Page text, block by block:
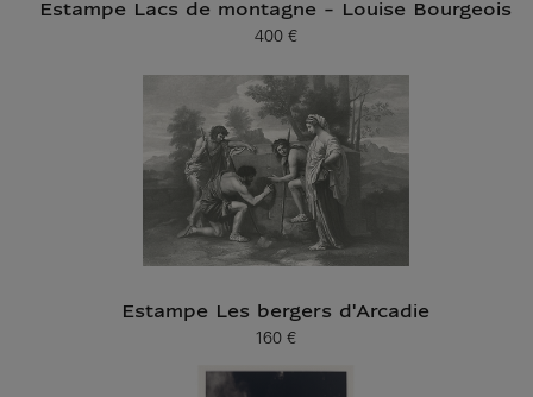
Estampe Lacs de montagne - Louise Bourgeois
Prix ​​actuel
400 €
Estampe Les bergers d'Arcadie
Prix ​​actuel
160 €